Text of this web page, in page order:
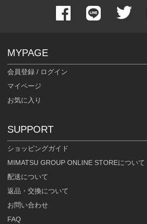
MYPAGE
会員登録 / ログイン
マイページ
お気に入り
SUPPORT
ショッピングガイド
MIMATSU GROUP ONLINE STOREについて
配送について
返品・交換について
お問い合わせ
FAQ